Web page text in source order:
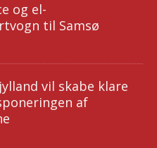
og el-
til Samsø
vil skabe klare
af